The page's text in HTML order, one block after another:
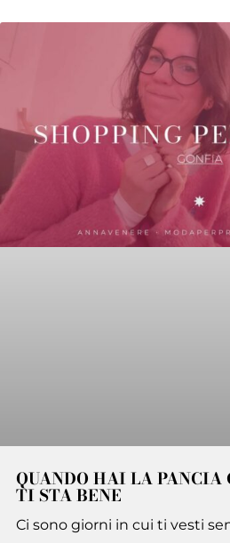
QUANDO HAI LA PANCIA
TI STA BENE
Ci sono giorni in cui ti vesti